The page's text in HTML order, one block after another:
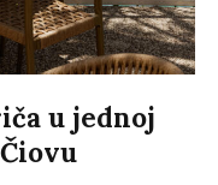
u jednoj